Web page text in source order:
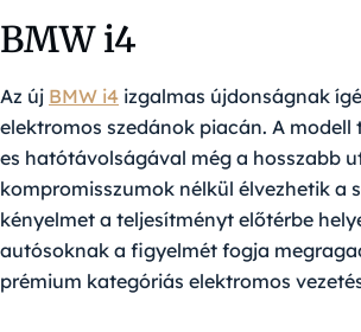
BMW i4
Az új BMW i4 izgalmas újdonságnak
elektromos szedánok piacán. A
es hatótávolságával még a hosszabb
kompromisszumok nélkül élvezhetik a
kényelmet a teljesítményt előtérbe
autósoknak a figyelmét fogja
prémium kategóriás elektromos